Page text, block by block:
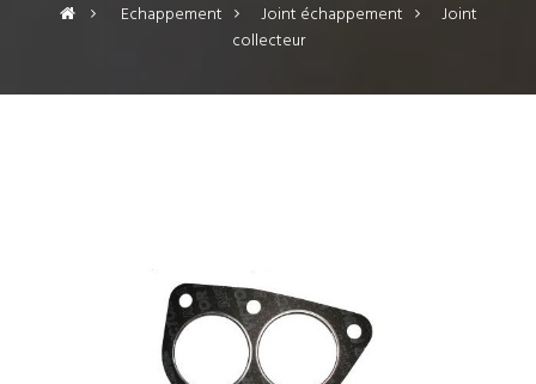
> Echappement > Joint échappement >
Joint
collecteur